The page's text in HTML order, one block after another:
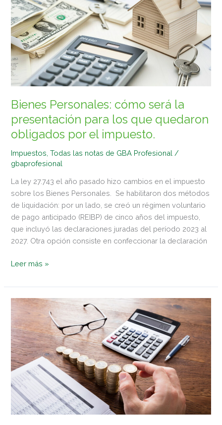
Bienes Personales: cómo será la
presentación para los que quedaron
obligados por el impuesto.
Impuestos ,Todas las notas de GBA Profesional /
gbaprofesional
La ley 27.743 el año pasado hizo cambios en el impuesto
sobre los Bienes Personales. Se habilitaron dos métodos
de liquidación: por un lado, se creó un régimen voluntario
de pago anticipado (REIBP) de cinco años del impuesto,
que incluyó las declaraciones juradas del período 2023 al
2027. Otra opción consiste en confeccionar la declaración
cómo
será
la
presentación
para
los
que
quedaron
obligados
por
el
impuesto.
Leer más »
Impuesto
sobre
los
ingresos
brutos
–
caso
paradigmático